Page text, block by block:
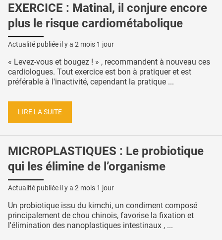
EXERCICE : Matinal, il conjure encore
plus le risque cardiométabolique
Actualité publiée il y a 2 mois 1 jour
« Levez-vous et bougez ! » , recommandent à nouveau ces
cardiologues. Tout exercice est bon à pratiquer et est
préférable à l'inactivité, cependant la pratique ...
LIRE LA SUITE
MICROPLASTIQUES : Le probiotique
qui les élimine de l’organisme
Actualité publiée il y a 2 mois 1 jour
Un probiotique issu du kimchi, un condiment composé
principalement de chou chinois, favorise la fixation et
l'élimination des nanoplastiques intestinaux , ...